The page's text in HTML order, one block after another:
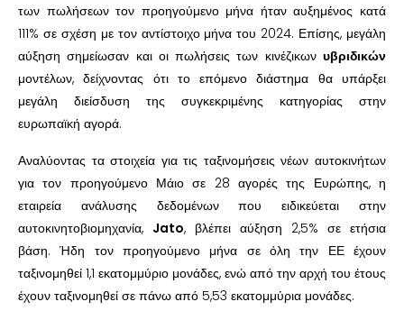
των πωλήσεων τον προηγούμενο μήνα ήταν αυξημένος κατά
111% σε σχέση με τον αντίστοιχο μήνα του 2024. Επίσης, μεγάλη
αύξηση σημείωσαν και οι πωλήσεις των κινέζικων υβριδικών
μοντέλων, δείχνοντας ότι το επόμενο διάστημα θα υπάρξει
μεγάλη διείσδυση της συγκεκριμένης κατηγορίας στην
ευρωπαϊκή αγορά.
Αναλύοντας τα στοιχεία για τις ταξινομήσεις νέων αυτοκινήτων
για τον προηγούμενο Μάιο σε 28 αγορές της Ευρώπης, η
εταιρεία ανάλυσης δεδομένων που ειδικεύεται στην
αυτοκινητοβιομηχανία, Jato, βλέπει αύξηση 2,5% σε ετήσια
βάση. Ήδη τον προηγούμενο μήνα σε όλη την ΕΕ έχουν
ταξινομηθεί 1,1 εκατομμύριο μονάδες, ενώ από την αρχή του έτους
έχουν ταξινομηθεί σε πάνω από 5,53 εκατομμύρια μονάδες.